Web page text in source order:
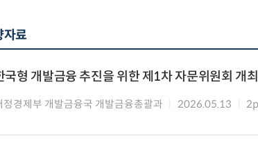
자료
국형 개발금융 추진을 위한 제1차 자문위원회 개최
정경제부 개발금융국 개발금융총괄과 2026.05.13 2p